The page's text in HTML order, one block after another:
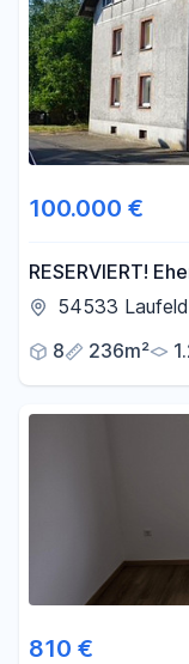
100.000 €
RESERVIERT!
Potenzial und
54533 Laufeld
8
236m²
810 €